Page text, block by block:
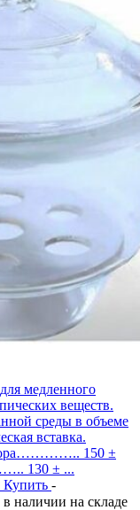
медленного
веществ.
среды в объеме
вставка.
150 ±
130 ± ...
Купить -
в наличии на складе